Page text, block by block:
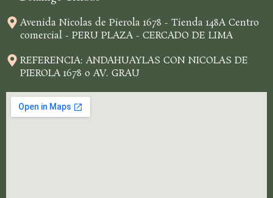
Avenida Nicolas de Pierola 1678 - Tienda 148A Centro
comercial - PERU PLAZA - CERCADO DE LIMA
REFERENCIA: ANDAHUAYLAS CON NICOLAS DE
PIEROLA 1678 o AV. GRAU